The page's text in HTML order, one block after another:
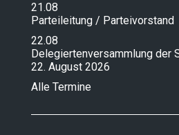
21.08
Parteileitung / Parteivorstand
22.08
Delegiertenversammlung der
22. August 2026
Alle Termine